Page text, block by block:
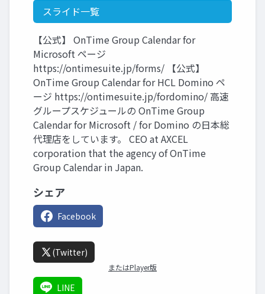
スライド一覧
【公式】 OnTime Group Calendar for
Microsoft ページ
https://ontimesuite.jp/forms/ 【公式】
OnTime Group Calendar for HCL Domino ペ
ージ https://ontimesuite.jp/fordomino/ 高速
グループスケジュールの OnTime Group
Calendar for Microsoft / for Domino の日本総
代理店をしています。 CEO at AXCEL
corporation that the agency of OnTime
Group Calendar in Japan.
シェア
Facebook
(Twitter)
またはPlayer版
LINE